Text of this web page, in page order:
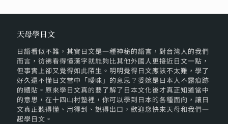
天母學日文
日語看似不難，其實日文是一種神秘的語言，對台灣人的我們
而言，彷彿看得懂漢字就能夠比其他外國人更接近日文一點，
但事實上卻又覺得如此陌生。明明覺得日文應該不太難，學了
好久還不懂日文當中「曖昧」的意思？委婉是日本人不露痕跡
的體貼。原來學日文真的要了解了日本文化後才真正知道當中
的意思，在十四山村塾裡，你可以學到日本的各種面向，讓日
文真正聽得懂、用得到、說得出口，歡迎您快來天母和我們一
起學日文。